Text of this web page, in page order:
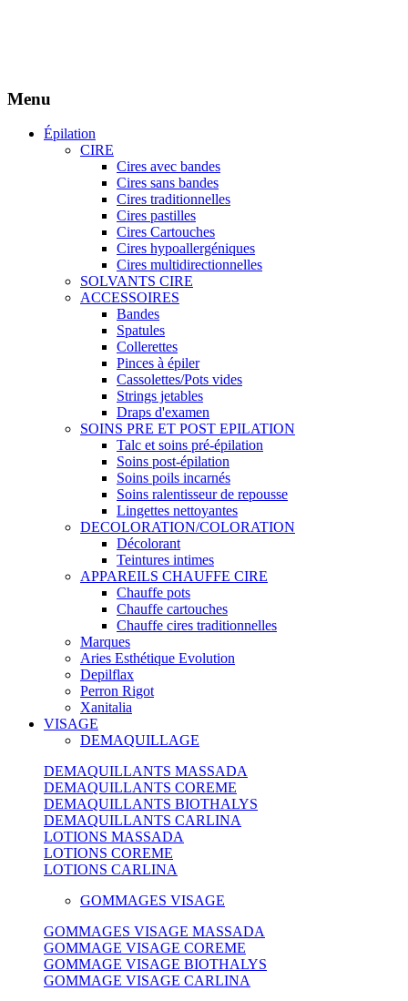
Menu
Épilation
CIRE
Cires avec bandes
Cires sans bandes
Cires traditionnelles
Cires pastilles
Cires Cartouches
Cires hypoallergéniques
Cires multidirectionnelles
SOLVANTS CIRE
ACCESSOIRES
Bandes
Spatules
Collerettes
Pinces à épiler
Cassolettes/Pots vides
Strings jetables
Draps d'examen
SOINS PRE ET POST EPILATION
Talc et soins pré-épilation
Soins post-épilation
Soins poils incarnés
Soins ralentisseur de repousse
Lingettes nettoyantes
DECOLORATION/COLORATION
Décolorant
Teintures intimes
APPAREILS CHAUFFE CIRE
Chauffe pots
Chauffe cartouches
Chauffe cires traditionnelles
Marques
Aries Esthétique Evolution
Depilflax
Perron Rigot
Xanitalia
VISAGE
DEMAQUILLAGE
DEMAQUILLANTS MASSADA
DEMAQUILLANTS COREME
DEMAQUILLANTS BIOTHALYS
DEMAQUILLANTS CARLINA
LOTIONS MASSADA
LOTIONS COREME
LOTIONS CARLINA
GOMMAGES VISAGE
GOMMAGES VISAGE MASSADA
GOMMAGE VISAGE COREME
GOMMAGE VISAGE BIOTHALYS
GOMMAGE VISAGE CARLINA